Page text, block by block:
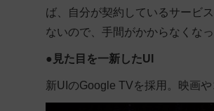
ば、自分が契約しているサービ
ないので、手間がかからなくなっ
● 見た目を一新したUI
新UIのGoogle TVを採用。映画